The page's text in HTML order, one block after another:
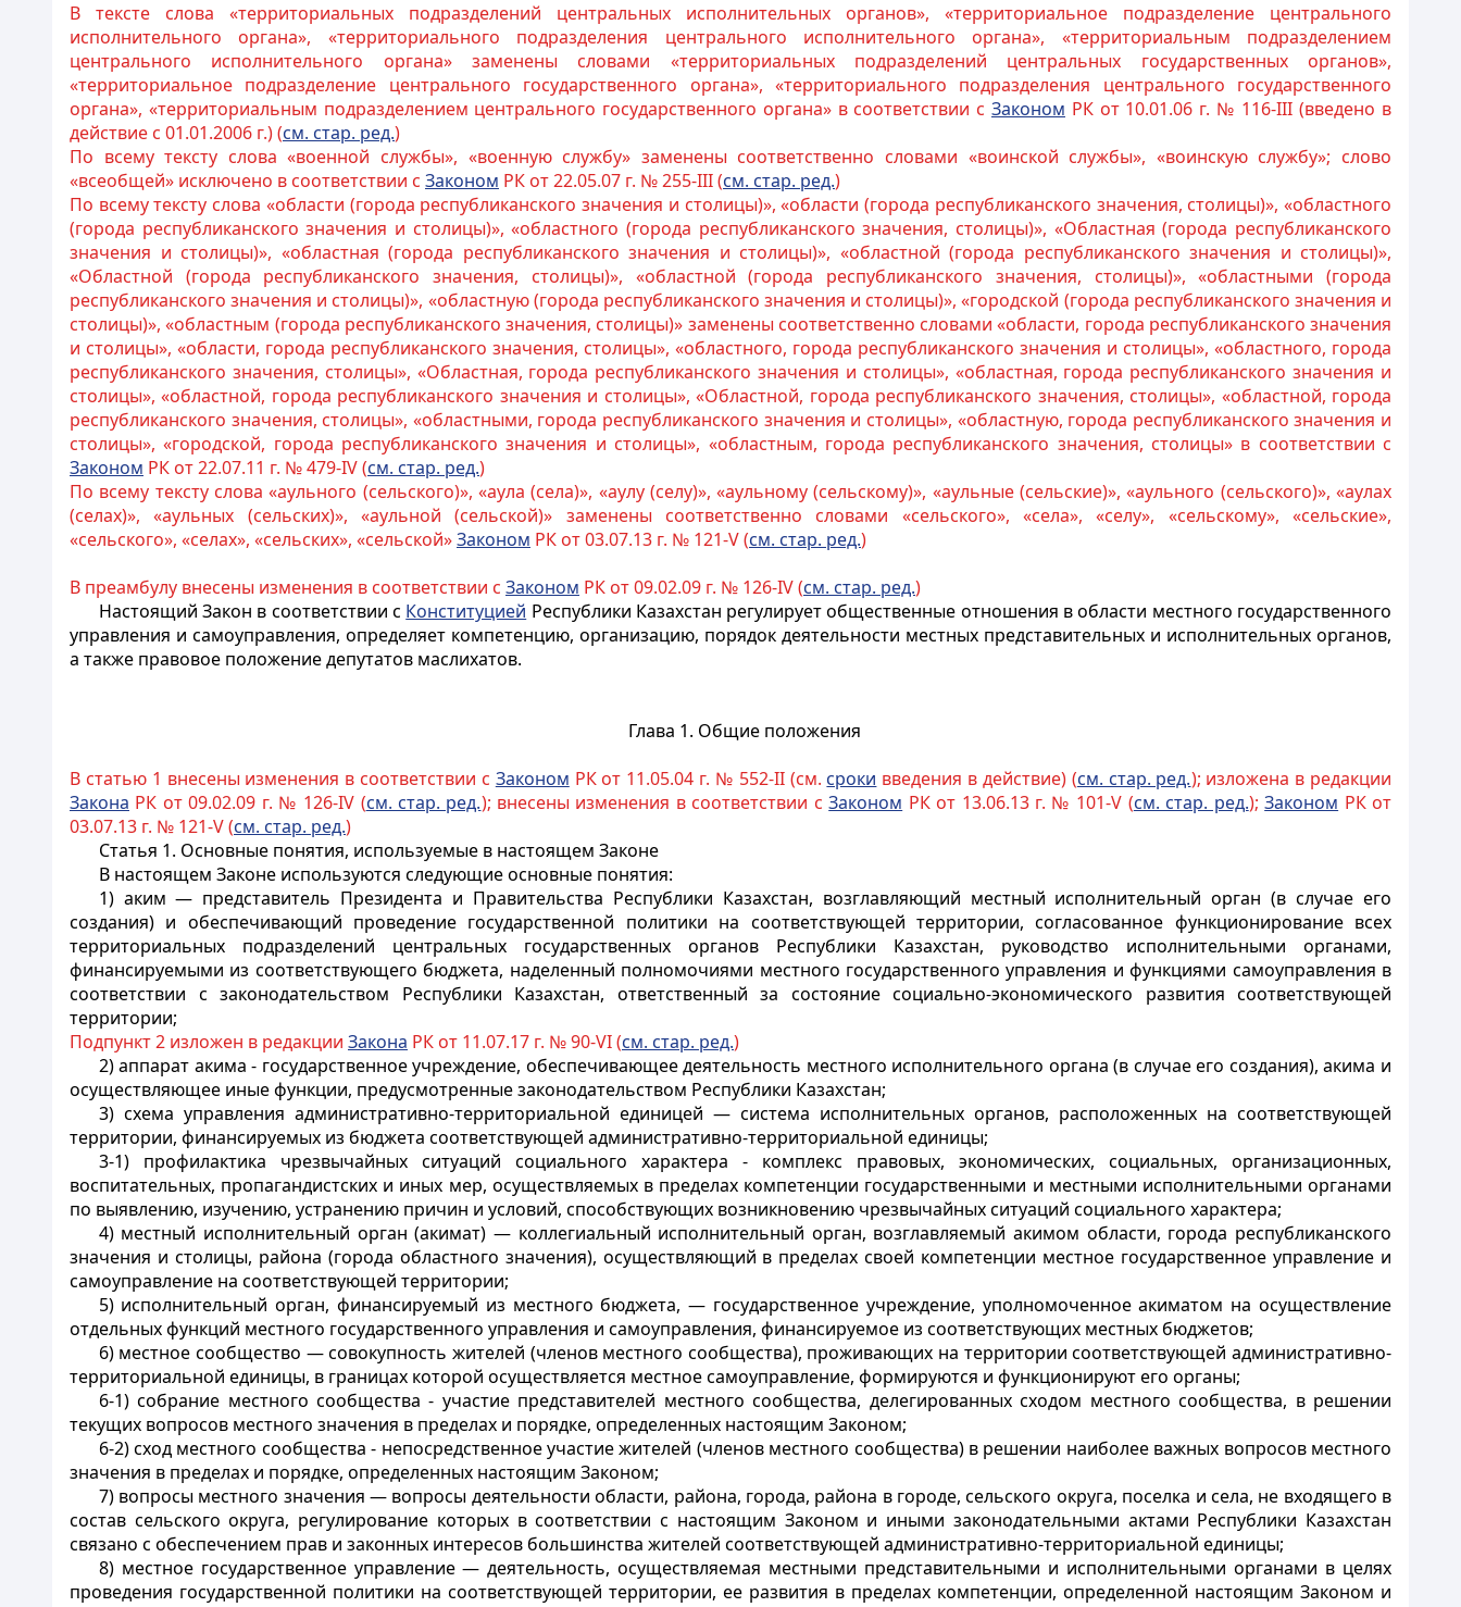
В тексте слова «территориальных подразделений центральных исполнительных органов», «территориальное подразделение центрального
исполнительного органа», «территориального подразделения центрального исполнительного органа», «территориальным подразделением
центрального исполнительного органа» заменены словами «территориальных подразделений центральных государственных органов»,
«территориальное подразделение центрального государственного органа», «территориального подразделения центрального государственного
органа», «территориальным подразделением центрального государственного органа» в соответствии с Законом РК от 10.01.06 г. № 116-III (введено в
действие с 01.01.2006 г.) (см. стар. ред.)
По всему тексту слова «военной службы», «военную службу» заменены соответственно словами «воинской службы», «воинскую службу»; слово
«всеобщей» исключено в соответствии с Законом РК от 22.05.07 г. № 255-III (см. стар. ред.)
По всему тексту слова «области (города республиканского значения и столицы)», «области (города республиканского значения, столицы)», «областного
(города республиканского значения и столицы)», «областного (города республиканского значения, столицы)», «Областная (города республиканского
значения и столицы)», «областная (города республиканского значения и столицы)», «областной (города республиканского значения и столицы)»,
«Областной (города республиканского значения, столицы)», «областной (города республиканского значения, столицы)», «областными (города
республиканского значения и столицы)», «областную (города республиканского значения и столицы)», «городской (города республиканского значения и
столицы)», «областным (города республиканского значения, столицы)» заменены соответственно словами «области, города республиканского значения
и столицы», «области, города республиканского значения, столицы», «областного, города республиканского значения и столицы», «областного, города
республиканского значения, столицы», «Областная, города республиканского значения и столицы», «областная, города республиканского значения и
столицы», «областной, города республиканского значения и столицы», «Областной, города республиканского значения, столицы», «областной, города
республиканского значения, столицы», «областными, города республиканского значения и столицы», «областную, города республиканского значения и
столицы», «городской, города республиканского значения и столицы», «областным, города республиканского значения, столицы» в соответствии с
Законом РК от 22.07.11 г. № 479-IV (см. стар. ред.)
По всему тексту слова «аульного (сельского)», «аула (села)», «аулу (селу)», «аульному (сельскому)», «аульные (сельские)», «аульного (сельского)», «аулах
(селах)», «аульных (сельских)», «аульной (сельской)» заменены соответственно словами «сельского», «села», «селу», «сельскому», «сельские»,
«сельского», «селах», «сельских», «сельской»Законом РК от 03.07.13 г. № 121-V (см. стар. ред.)
В преамбулу внесены изменения в соответствии с Законом РК от 09.02.09 г. № 126-IV (см. стар. ред.)
Настоящий Закон в соответствии с Конституцией Республики Казахстан регулирует общественные отношения в области местного государственного
управления и самоуправления, определяет компетенцию, организацию, порядок деятельности местных представительных и исполнительных органов,
а также правовое положение депутатов маслихатов.
Глава 1. Общие положения
В статью 1 внесены изменения в соответствии с Законом РК от 11.05.04 г. № 552-II (см. сроки введения в действие) (см. стар. ред.); изложена в редакции
Закона РК от 09.02.09 г. № 126-IV (см. стар. ред.); внесены изменения в соответствии сЗаконом РК от 13.06.13 г. № 101-V (см. стар. ред.);Законом РК от
03.07.13 г. № 121-V (см. стар. ред.)
Статья 1. Основные понятия, используемые в настоящем Законе
В настоящем Законе используются следующие основные понятия:
1) аким — представитель Президента и Правительства Республики Казахстан, возглавляющий местный исполнительный орган (в случае его
создания) и обеспечивающий проведение государственной политики на соответствующей территории, согласованное функционирование всех
территориальных подразделений центральных государственных органов Республики Казахстан, руководство исполнительными органами,
финансируемыми из соответствующего бюджета, наделенный полномочиями местного государственного управления и функциями самоуправления в
соответствии с законодательством Республики Казахстан, ответственный за состояние социально-экономического развития соответствующей
территории;
Подпункт 2 изложен в редакции Закона РК от 11.07.17 г. № 90-VI (см. стар. ред.)
2) аппарат акима - государственное учреждение, обеспечивающее деятельность местного исполнительного органа (в случае его создания), акима и
осуществляющее иные функции, предусмотренные законодательством Республики Казахстан;
3) схема управления административно-территориальной единицей — система исполнительных органов, расположенных на соответствующей
территории, финансируемых из бюджета соответствующей административно-территориальной единицы;
3-1) профилактика чрезвычайных ситуаций социального характера - комплекс правовых, экономических, социальных, организационных,
воспитательных, пропагандистских и иных мер, осуществляемых в пределах компетенции государственными и местными исполнительными органами
по выявлению, изучению, устранению причин и условий, способствующих возникновению чрезвычайных ситуаций социального характера;
4) местный исполнительный орган (акимат) — коллегиальный исполнительный орган, возглавляемый акимом области, города республиканского
значения и столицы, района (города областного значения), осуществляющий в пределах своей компетенции местное государственное управление и
самоуправление на соответствующей территории;
5) исполнительный орган, финансируемый из местного бюджета, — государственное учреждение, уполномоченное акиматом на осуществление
отдельных функций местного государственного управления и самоуправления, финансируемое из соответствующих местных бюджетов;
6) местное сообщество — совокупность жителей (членов местного сообщества), проживающих на территории соответствующей административно-
территориальной единицы, в границах которой осуществляется местное самоуправление, формируются и функционируют его органы;
6-1) собрание местного сообщества - участие представителей местного сообщества, делегированных сходом местного сообщества, в решении
текущих вопросов местного значения в пределах и порядке, определенных настоящим Законом;
6-2) сход местного сообщества - непосредственное участие жителей (членов местного сообщества) в решении наиболее важных вопросов местного
значения в пределах и порядке, определенных настоящим Законом;
7) вопросы местного значения — вопросы деятельности области, района, города, района в городе, сельского округа, поселка и села, не входящего в
состав сельского округа, регулирование которых в соответствии с настоящим Законом и иными законодательными актами Республики Казахстан
связано с обеспечением прав и законных интересов большинства жителей соответствующей административно-территориальной единицы;
8) местное государственное управление — деятельность, осуществляемая местными представительными и исполнительными органами в целях
проведения государственной политики на соответствующей территории, ее развития в пределах компетенции, определенной настоящим Законом и